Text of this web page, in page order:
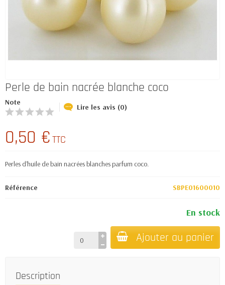
Perle de bain nacrée blanche coco
Note
Lire les avis (0)
0,50 €TTC
Perles d'huile de bain nacrées blanches parfum coco.
Référence SBPE01600010
En stock
Ajouter au panier
Description